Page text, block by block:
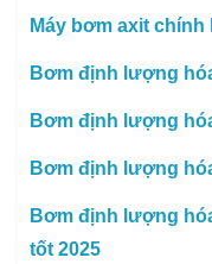
Máy bơm axit chính
Bơm định lượng
Bơm định lượng
Bơm định lượng
Bơm định lượng
tốt 2025